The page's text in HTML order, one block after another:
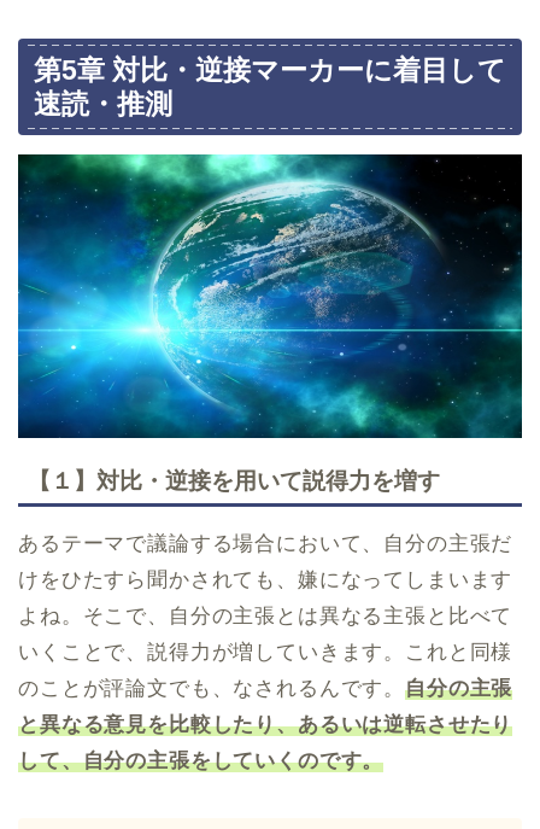
第5章 対比・逆接マーカーに着目して
速読・推測
【１】対比・逆接を用いて説得力を増す
あるテーマで議論する場合において、自分の主張だ
けをひたすら聞かされても、嫌になってしまいます
よね。そこで、自分の主張とは異なる主張と比べて
いくことで、説得力が増していきます。これと同様
のことが評論文でも、なされるんです。自分の主張
と異なる意見を比較したり、あるいは逆転させたり
して、自分の主張をしていくのです。